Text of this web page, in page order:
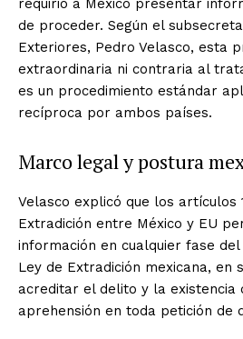
requirió a México presentar
de proceder. Según el
Exteriores, Pedro Velasco, esta
extraordinaria ni contraria al
es un procedimiento estándar
recíproca por ambos países.
Marco legal y postura
Velasco explicó que los artículos
Extradición entre México y EU
información en cualquier fase
Ley de Extradición mexicana, en
acreditar el delito y la existencia
aprehensión en toda petición de